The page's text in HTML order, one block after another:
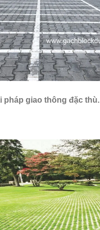
pháp giao thông đặc thù.